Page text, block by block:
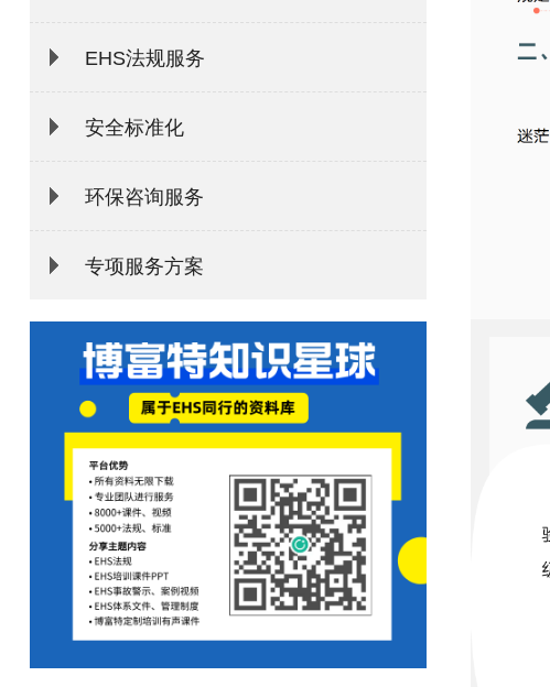
EHS法规服务
安全标准化
环保咨询服务
专项服务方案